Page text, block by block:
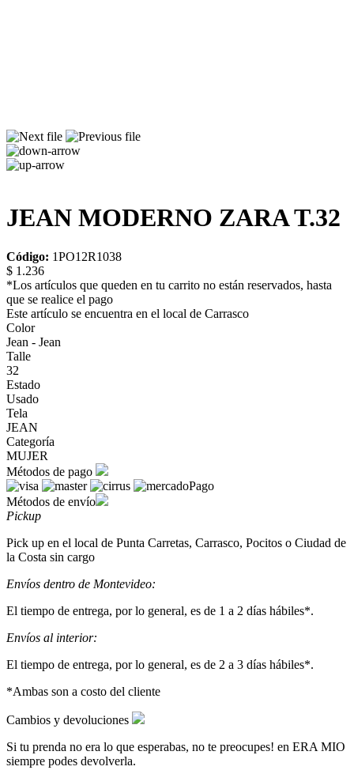
JEAN MODERNO ZARA T.32
Código: 1PO12R1038
$ 1.236
*Los artículos que queden en tu carrito no están reservados, hasta
que se realice el pago
Este artículo se encuentra en el local de Carrasco
Color
Jean - Jean
Talle
32
Estado
Usado
Tela
JEAN
Categoría
MUJER
Métodos de pago
Métodos de envío
Pickup
Pick up en el local de Punta Carretas, Carrasco, Pocitos o Ciudad de
la Costa sin cargo
Envíos dentro de Montevideo:
El tiempo de entrega, por lo general, es de 1 a 2 días hábiles*.
Envíos al interior:
El tiempo de entrega, por lo general, es de 2 a 3 días hábiles*.
*Ambas son a costo del cliente
Cambios y devoluciones
Si tu prenda no era lo que esperabas, no te preocupes! en ERA MIO
siempre podes devolverla.